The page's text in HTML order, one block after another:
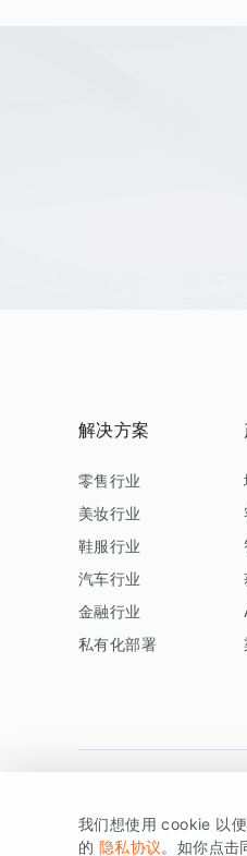
解决方案
零售行业
美妆行业
鞋服行业
汽车行业
金融行业
私有化部署
版权所有 © 北京易数科
我们想使用 cookie 以
的 隐私协议。如你点击